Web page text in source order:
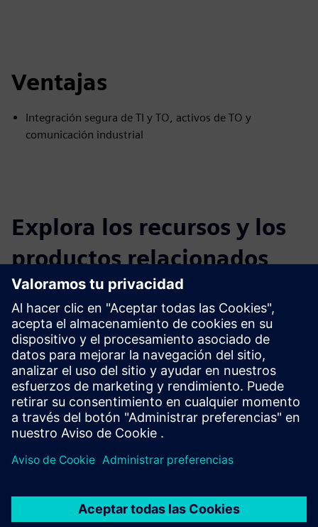
Ventajas
Integración segura de TI y TO, activos de TO y
comunicación industrial
Explora los recursos y los
productos relacionados
Información y recursos adicionales
Más información
Requisitos previos
ninguno